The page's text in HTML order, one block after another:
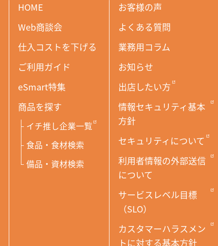
HOME
Web商談会
仕入コストを下げる
ご利用ガイド
eSmart特集
商品を探す
イチ推し企業一覧
食品・食材検索
備品・資材検索
お客様の声
よくある質問
業務用コラム
お知らせ
出店したい方
情報セキュリティ基本
方針
セキュリティについて
利用者情報の外部送信
について
サービスレベル目標
（SLO）
カスタマーハラスメン
トに対する基本方針